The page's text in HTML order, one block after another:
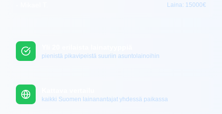
Laina: 15000€
pienistä pikavipeistä suuriin asuntolainoihin
kaikki Suomen lainanantajat yhdessä paikassa